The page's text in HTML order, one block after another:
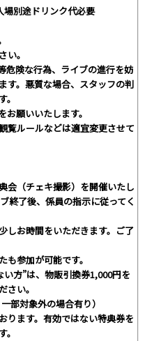
別途ドリンク代必要
。
危険な行為、ライブの進行を妨
す。悪質な場合、スタッフの判
願いいたします。
覧ルールなどは適宜変更させて
会（チェキ撮影）を開催いたし
終了後、係員の指示に従ってく
しお時間をいただきます。ご了
参加が可能です。
方”は、物販引換券1,000円を
さい。
部対象外の場合有り）
ります。有効ではない特典券を